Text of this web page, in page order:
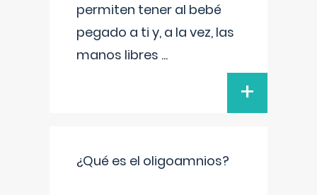
permiten tener al bebé
pegado a ti y, a la vez, las
manos libres ...
+
¿Qué es el oligoamnios?